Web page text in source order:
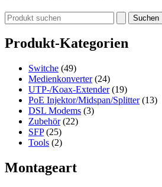
Suchen
nach:
Produkt-Kategorien
Switche (49)
Medienkonverter (24)
UTP-/Koax-Extender (19)
PoE Injektor/Midspan/Splitter (13)
DSL Modems (3)
Zubehör (22)
SFP (25)
Tools (2)
Montageart